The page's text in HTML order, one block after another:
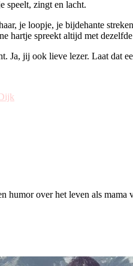
speelt, zingt en lacht.
je loopje, je bijdehante
hartje spreekt altijd met
Ja, jij ook lieve lezer. Laat dat
humor over het leven als